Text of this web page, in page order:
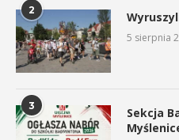
2
5 sierpnia
3
Sekcja